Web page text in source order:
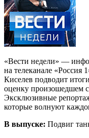
«Вести недели» —
на телеканале
Киселев подводит
оценку произошедшем
Эксклюзивные
которые волнуют
В выпуске: Подвиг